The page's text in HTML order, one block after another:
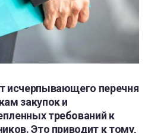
исчерпывающего перечня
закупок и
требований к
Это приводит к тому,